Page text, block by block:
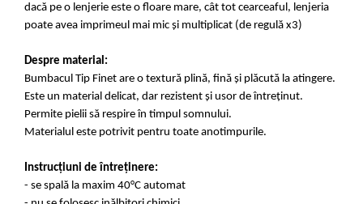
dacă pe o lenjerie este o floare mare, cât tot cearceaful, lenjeria
poate avea imprimeul mai mic și multiplicat (de regulă x3)
Despre material:
Bumbacul Tip Finet are o textură plină, fină și plăcută la atingere.
Este un material delicat, dar rezistent și usor de întreținut.
Permite pielii să respire în timpul somnului.
Materialul este potrivit pentru toate anotimpurile.
Instrucțiuni de întreținere:
- se spală la maxim 40°C automat